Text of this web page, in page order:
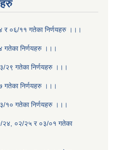
र ०६/११ गतेका निर्णयहरु ।।।
गतेका निर्णयहरु ।।।
२९ गतेका निर्णयहरु ।।।
गतेका निर्णयहरु ।।।
१० गतेका निर्णयहरु ।।।
२४, ०२/२५ र ०३/०१ गतेका